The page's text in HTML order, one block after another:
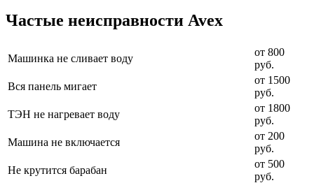
Частые неисправности Avex
Машинка не сливает воду
от 800
руб.
Вся панель мигает
от 1500
руб.
ТЭН не нагревает воду
от 1800
руб.
Машина не включается
от 200
руб.
Не крутится барабан
от 500
руб.